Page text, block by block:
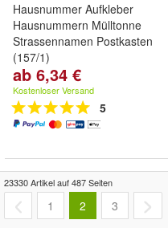
Hausnummer Aufkleber
Hausnummern Mülltonne
Strassennamen Postkasten
(157/1)
ab 6,34 €
Kostenloser Versand
5
23330 Artikel auf 487 Seiten
1 2 3